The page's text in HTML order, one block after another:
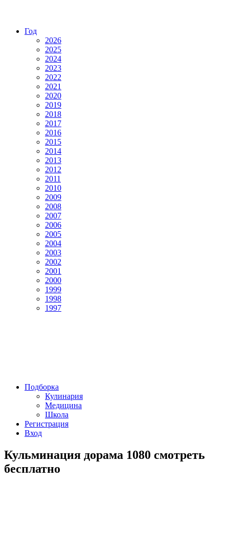
Год
2026
2025
2024
2023
2022
2021
2020
2019
2018
2017
2016
2015
2014
2013
2012
2011
2010
2009
2008
2007
2006
2005
2004
2003
2002
2001
2000
1999
1998
1997
Подборка
Кулинария
Медицина
Школа
Регистрация
Вход
Кульминация дорама 1080 смотреть
бесплатно